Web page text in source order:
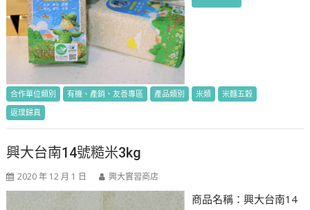
合作單位類別 有機、產銷、友善專區 產品類別 米類
米麵五穀
返璞歸真
興大台南14號糙米3kg
2020 年 12 月 1 日 興大實習商店
商品名稱：興大台南14